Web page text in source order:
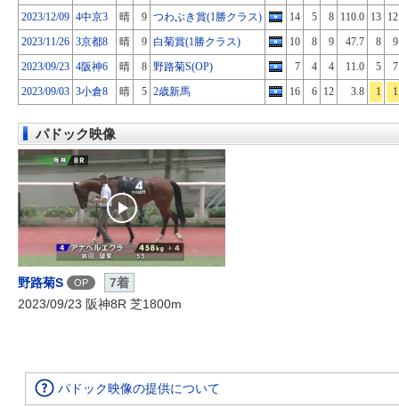
2023/12/09 4中京3 晴 9 つわぶき賞(1勝クラス) 14 5 8 110.0 13 12
2023/11/26 3京都8 晴 9 白菊賞(1勝クラス) 10 8 9 47.7 8
9
2023/09/23 4阪神6 晴 8 野路菊S(OP) 7 4 4 11.0 5
7
2023/09/03 3小倉8 晴 5 2歳新馬 16 6 12 3.8 1 1
パドック映像
野路菊S OP
7着
2023/09/23 阪神8R 芝1800m
パドック映像の提供について